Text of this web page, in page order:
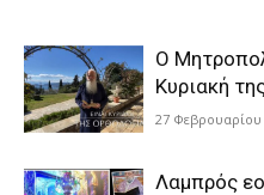
Ο
Κυριακή
27 Φεβρουαρίου
Λαμπρός